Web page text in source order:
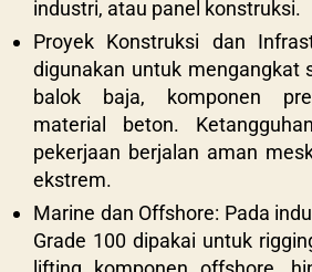
industri, atau panel konstruksi.
Proyek Konstruksi dan
digunakan untuk mengangkat
balok baja, komponen
material beton.
pekerjaan berjalan aman
ekstrem.
Marine dan Offshore: Pada
Grade 100 dipakai untuk